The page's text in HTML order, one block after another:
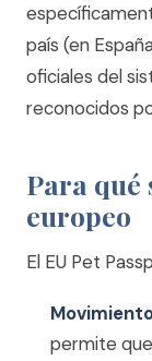
país (en
oficiales del
reconocidos
Para qué
europeo
El EU Pet
permite